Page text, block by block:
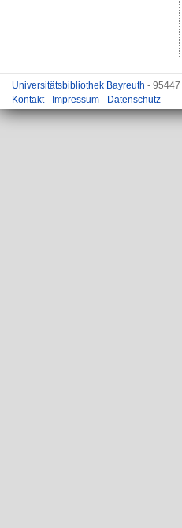
Universitätsbibliothek Bayreuth -
Kontakt- Impressum - Datenschutz